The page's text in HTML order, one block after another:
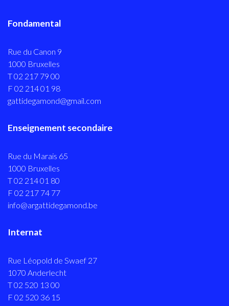
Fondamental
Rue du Canon 9
1000 Bruxelles
T 02 217 79 00
F 02 214 01 98
gattidegamond@gmail.com
Enseignement secondaire
Rue du Marais 65
1000 Bruxelles
T 02 214 01 80
F 02 217 74 77
info@argattidegamond.be
Internat
Rue Léopold de Swaef 27
1070 Anderlecht
T 02 520 13 00
F 02 520 36 15